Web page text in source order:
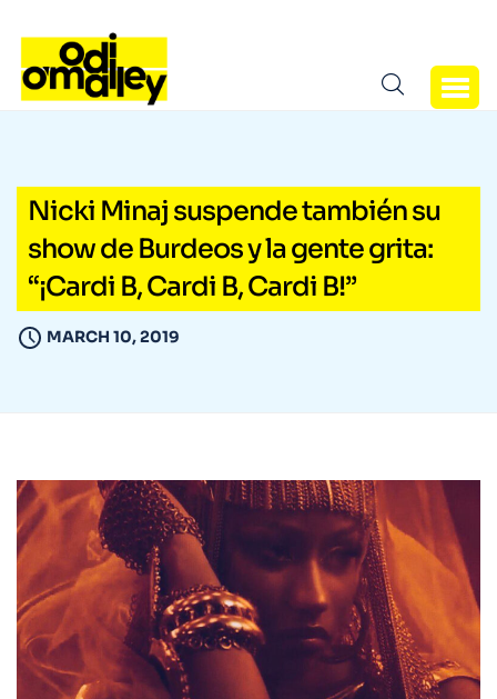
Nicki Minaj suspende también su
show de Burdeos y la gente grita:
“¡Cardi B, Cardi B, Cardi B!”
MARCH 10, 2019